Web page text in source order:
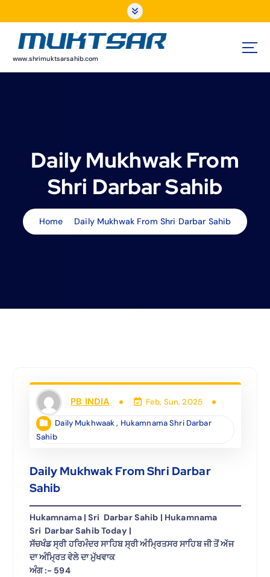
o
www.shrimuktsarsahib.com
Daily Mukhwak From
Shri Darbar Sahib
Home Daily Mukhwak From Shri Darbar Sahib
PB INDIA Feb, Sun, 2025
Daily Mukhwaak, Hukamnama Shri Darbar
Sahib
Daily Mukhwak From Shri Darbar
Sahib
Hukamnama | Sri Darbar Sahib | Hukamnama
Sri Darbar Sahib Today |
ਸੱਚਖੰਡ ਸ੍ਰੀ ਹਰਿਮੰਦਰ ਸਾਹਿਬ ਸ੍ਰੀ ਅੰਮ੍ਰਿਤਸਰ ਸਾਹਿਬ ਜੀ ਤੋਂ ਅੱਜ
ਦਾ ਅੰਮ੍ਰਿਤ ਵੇਲੇ ਦਾ ਮੁੱਖਵਾਕ
ਅੰਗ :- 594